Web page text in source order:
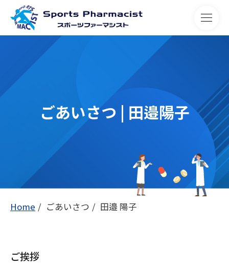
ごあいさつ | 田邉陽子
Home ごあいさつ 田邉 陽子
ご挨拶